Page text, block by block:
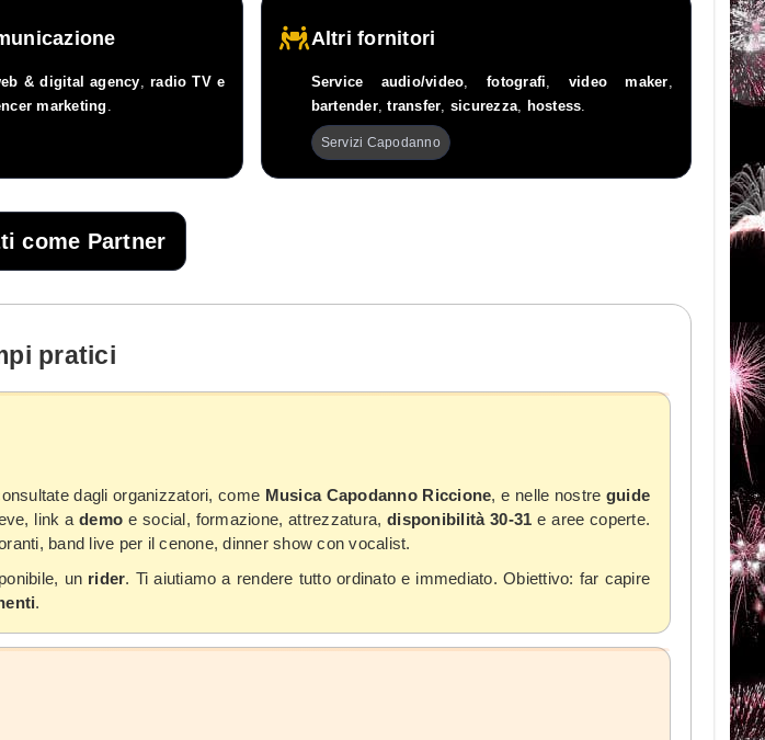
& digital agency ,radio TV e
marketing
Altri fornitori
Service audio/video ,fotografi video maker
bartender,transfer sicurezza hostess
Servizi Capodanno
come Partner
pratici
dagli organizzatori, come Musica Capodanno Riccione, e nelle nostre guide
link ademo e social, formazione, attrezzatura,disponibilità 30-31 e aree coperte.
band live per il cenone, dinner show con vocalist.
un rider. Ti aiutiamo a rendere tutto ordinato e immediato. Obiettivo: far capire
.